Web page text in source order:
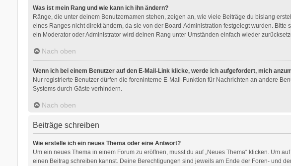
Was ist mein Rang und wie kann ich ihn ändern?
Ränge, die unter deinem Benutzernamen stehen, zeigen an, wie viele Beiträge du bislang
eines Ranges nicht direkt ändern, da sie von der Board-Administration festgelegt wurden.
ein Moderator oder Administrator wird deinen Rang unter Umständen einfach wieder
Nach oben
Wenn ich bei einem Benutzer auf den E-Mail-Link klicke, werde ich aufgefordert, mich
Nur registrierte Benutzer dürfen die foreninterne E-Mail-Funktion für Nachrichten an andere
Systems durch Gäste verhindern.
Nach oben
Beiträge schreiben
Wie erstelle ich ein neues Thema oder eine Antwort?
Um ein neues Thema in einem Forum zu eröffnen, musst du auf „Neues Thema“ klicken. Um
einen Beitrag schreiben kannst. Deine Berechtigungen sind jeweils am Ende der Foren- und